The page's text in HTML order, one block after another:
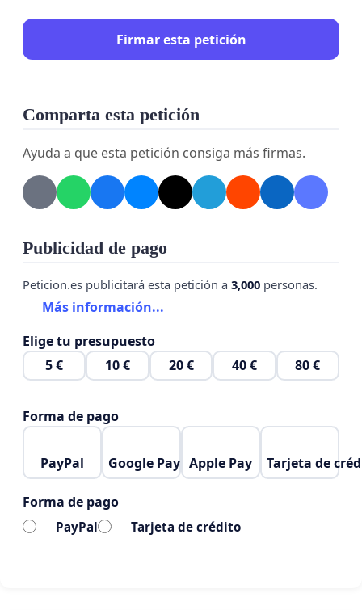
Firmar esta petición
Comparta esta petición
Ayuda a que esta petición consiga más firmas.
Publicidad de pago
Peticion.es publicitará esta petición a 3,000 personas.
Más información...
Elige tu presupuesto
5 €
10 € 20 € 40 € 80 €
Forma de pago
PayPal Google Pay Apple Pay Tarjeta de
Forma de pago
PayPal Tarjeta de crédito